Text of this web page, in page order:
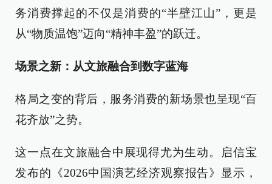
务消费撑起的不仅是消费的“半壁江山”，更是
从“物质温饱”迈向“精神丰盈”的跃迁。
场景之新：从文旅融合到数字蓝海
格局之变的背后，服务消费的新场景也呈现“百
花齐放”之势。
这一点在文旅融合中展现得尤为生动。启信宝
发布的《2026中国演艺经济观察报告》显示，